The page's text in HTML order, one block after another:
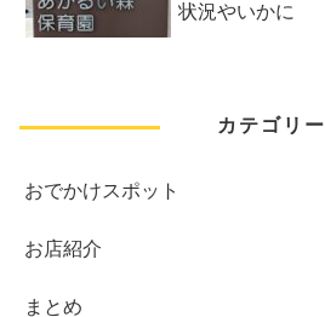
状況やいかに
カテゴリー
おでかけスポット
お店紹介
まとめ